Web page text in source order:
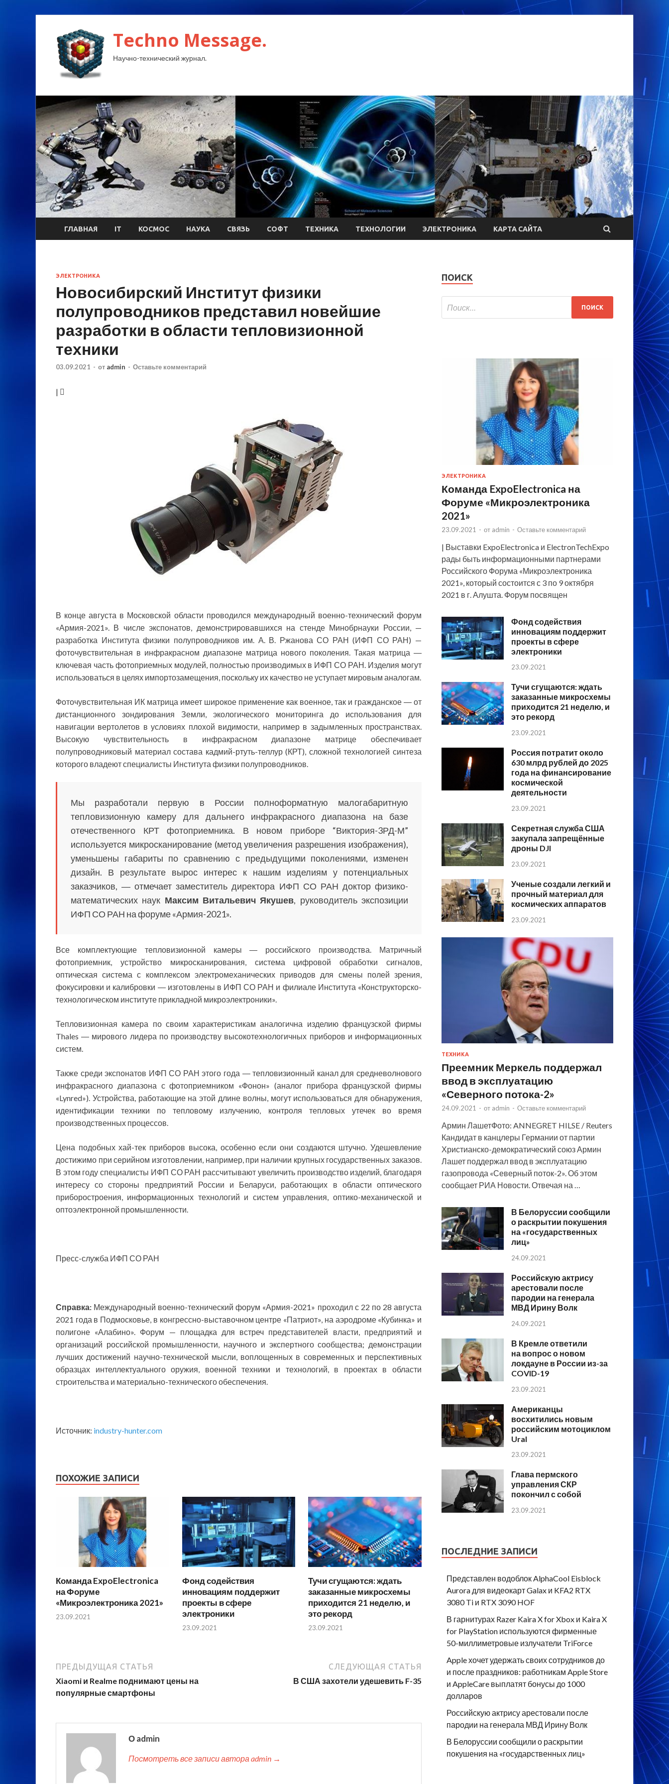
Techno Message.
Научно-технический журнал.
ГЛАВНАЯ IT КОСМОС НАУКА СВЯЗЬ СОФТ ТЕХНИКА ТЕХНОЛОГИИ ЭЛЕКТРОНИКА КАРТА САЙТА
ЭЛЕКТРОНИКА
Новосибирский Институт физики
полупроводников представил новейшие
разработки в области тепловизионной
техники
03.09.2021 - от admin - Оставьте комментарий
|
В конце августа в Московской области проводился международный военно-технический форум
«Армия-2021». В числе экспонатов, демонстрировавшихся на стенде Минобрнауки России, —
разработка Института физики полупроводников им. А. В. Ржанова СО РАН (ИФП СО РАН) —
фоточувствительная в инфракрасном диапазоне матрица нового поколения. Такая матрица ―
ключевая часть фотоприемных модулей, полностью производимых в ИФП СО РАН. Изделия могут
использоваться в целях импортозамещения, поскольку их качество не уступает мировым аналогам.
Фоточувствительная ИК матрица имеет широкое применение как военное, так и гражданское ― от
дистанционного зондирования Земли, экологического мониторинга до использования для
навигации вертолетов в условиях плохой видимости, например в задымленных пространствах.
Высокую чувствительность в инфракрасном диапазоне матрице обеспечивает
полупроводниковый материал состава кадмий-ртуть-теллур (КРТ), сложной технологией синтеза
которого владеют специалисты Института физики полупроводников.
Мы разработали первую в России полноформатную малогабаритную
тепловизионную камеру для дальнего инфракрасного диапазона на базе
отечественного КРТ фотоприемника. В новом приборе “Виктория-3РД-М”
используется микросканирование (метод увеличения разрешения изображения),
уменьшены габариты по сравнению с предыдущими поколениями, изменен
дизайн. В результате вырос интерес к нашим изделиям у потенциальных
заказчиков, ― отмечает заместитель директора ИФП СО РАН доктор физико-
математических наук Максим Витальевич Якушев, руководитель экспозиции
ИФП СО РАН на форуме «Армия-2021».
Все комплектующие тепловизионной камеры ― российского производства. Матричный
фотоприемник, устройство микросканирования, система цифровой обработки сигналов,
оптическая система с комплексом электромеханических приводов для смены полей зрения,
фокусировки и калибровки ― изготовлены в ИФП СО РАН и филиале Института «Конструкторско-
технологическом институте прикладной микроэлектроники».
Тепловизионная камера по своим характеристикам аналогична изделию французской фирмы
Thales ― мирового лидера по производству высокотехнологичных приборов и информационных
систем.
Также среди экспонатов ИФП СО РАН этого года ― тепловизионный канал для средневолнового
инфракрасного диапазона с фотоприемником «Фонон» (аналог прибора французской фирмы
«Lynred»). Устройства, работающие на этой длине волны, могут использоваться для обнаружения,
идентификации техники по тепловому излучению, контроля тепловых утечек во время
производственных процессов.
Цена подобных хай-тек приборов высока, особенно если они создаются штучно. Удешевление
достижимо при серийном изготовлении, например, при наличии крупных государственных заказов.
В этом году специалисты ИФП СО РАН рассчитывают увеличить производство изделий, благодаря
интересу со стороны предприятий России и Беларуси, работающих в области оптического
приборостроения, информационных технологий и систем управления, оптико-механической и
оптоэлектронной промышленности.
Пресс-служба ИФП СО РАН
Справка: Международный военно-технический форум «Армия-2021» проходил с 22 по 28 августа
2021 года в Подмосковье, в конгрессно-выставочном центре «Патриот», на аэродроме «Кубинка» и
полигоне «Алабино». Форум — площадка для встреч представителей власти, предприятий и
организаций российской промышленности, научного и экспертного сообщества; демонстрации
лучших достижений научно-технической мысли, воплощенных в современных и перспективных
образцах интеллектуального оружия, военной техники и технологий, в проектах в области
строительства и материально-технического обеспечения.
Источник: industry-hunter.com
ПОХОЖИЕ ЗАПИСИ
Команда ExpoElectronica
на Форуме
«Микроэлектроника 2021»
23.09.2021
Фонд содействия
инновациям поддержит
проекты в сфере
электроники
23.09.2021
Тучи сгущаются: ждать
заказанные микросхемы
приходится 21 неделю, и
это рекорд
23.09.2021
ПРЕДЫДУЩАЯ СТАТЬЯ
Xiaomi и Realme поднимают цены на
популярные смартфоны
СЛЕДУЮЩАЯ СТАТЬЯ
В США захотели удешевить F-35
О admin
Посмотреть все записи автора admin →
ПОИСК
ЭЛЕКТРОНИКА
Команда ExpoElectronica на
Форуме «Микроэлектроника
2021»
23.09.2021 - от admin - Оставьте комментарий
| Выставки ExpoElectronica и ElectronTechExpo
рады быть информационными партнерами
Российского Форума «Микроэлектроника
2021», который состоится с 3 по 9 октября
2021 в г. Алушта. Форум посвящен
Фонд содействия
инновациям поддержит
проекты в сфере
электроники
23.09.2021
Тучи сгущаются: ждать
заказанные микросхемы
приходится 21 неделю, и
это рекорд
23.09.2021
Россия потратит около
630 млрд рублей до 2025
года на финансирование
космической
деятельности
23.09.2021
Секретная служба США
закупала запрещённые
дроны DJI
23.09.2021
Ученые создали легкий и
прочный материал для
космических аппаратов
23.09.2021
ТЕХНИКА
Преемник Меркель поддержал
ввод в эксплуатацию
«Северного потока-2»
24.09.2021 - от admin - Оставьте комментарий
Армин ЛашетФото: ANNEGRET HILSE / Reuters
Кандидат в канцлеры Германии от партии
Христианско-демократический союз Армин
Лашет поддержал ввод в эксплуатацию
газопровода «Северный поток-2». Об этом
сообщает РИА Новости. Отвечая на …
В Белоруссии сообщили
о раскрытии покушения
на «государственных
лиц»
24.09.2021
Российскую актрису
арестовали после
пародии на генерала
МВД Ирину Волк
24.09.2021
В Кремле ответили
на вопрос о новом
локдауне в России из-за
COVID-19
23.09.2021
Американцы
восхитились новым
российским мотоциклом
Ural
23.09.2021
Глава пермского
управления СКР
покончил с собой
23.09.2021
ПОСЛЕДНИЕ ЗАПИСИ
Представлен водоблок AlphaCool Eisblock
Aurora для видеокарт Galax и KFA2 RTX
3080 Ti и RTX 3090 HOF
В гарнитурах Razer Kaira X for Xbox и Kaira X
for PlayStation используются фирменные
50-миллиметровые излучатели TriForce
Apple хочет удержать своих сотрудников до
и после праздников: работникам Apple Store
и AppleCare выплатят бонусы до 1000
долларов
Российскую актрису арестовали после
пародии на генерала МВД Ирину Волк
В Белоруссии сообщили о раскрытии
покушения на «государственных лиц»